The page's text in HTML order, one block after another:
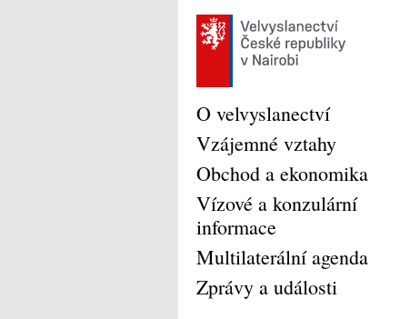
O velvyslanectví
Vzájemné vztahy
Obchod a ekonomika
Vízové a konzulární
informace
Multilaterální agenda
Zprávy a události